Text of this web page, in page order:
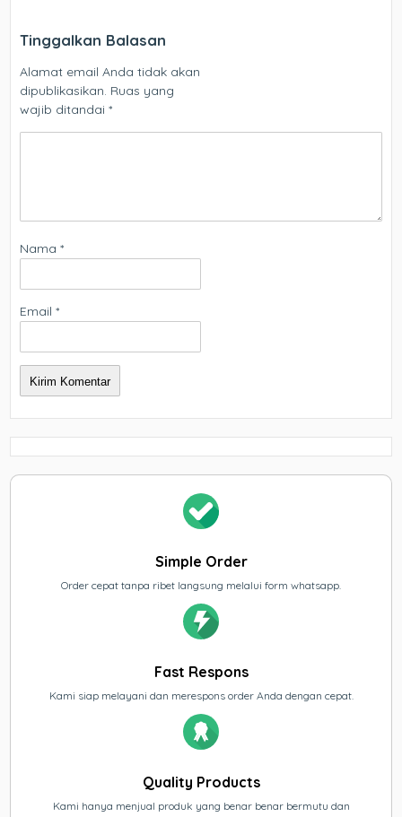
Tinggalkan Balasan
Alamat email Anda tidak akan
dipublikasikan. Ruas yang
wajib ditandai*
Nama*
Email*
Simple Order
Order cepat tanpa ribet langsung melalui form whatsapp.
Fast Respons
Kami siap melayani dan merespons order Anda dengan cepat.
Quality Products
Kami hanya menjual produk yang benar benar bermutu dan